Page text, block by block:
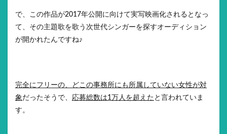
で、この作品が2017年公開に向けて実写映画化されるとなっ
て、その主題歌を歌う次世代シンガーを探すオーディション
が開かれたんですね♪
完全にフリーの、どこの事務所にも所属していない女性が対
象だったそうで、 応募総数は1万人を超えた と言われていま
す。